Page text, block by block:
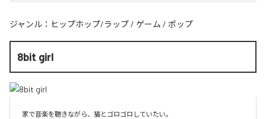
ジャンル： ヒップホップ/ラップ / ゲーム / ポップ
8bit girl
家で音楽を聴きながら、猫とゴロゴロしていたい。